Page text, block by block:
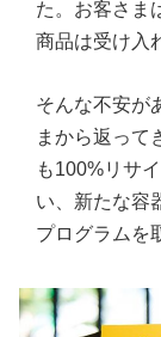
た。お客さま
商品は受け入
そんな不安が
まから返って
も100%リサ
い、新たな容
プログラムを